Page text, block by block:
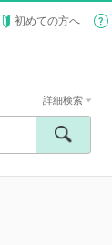
初めての方へ
詳細検索